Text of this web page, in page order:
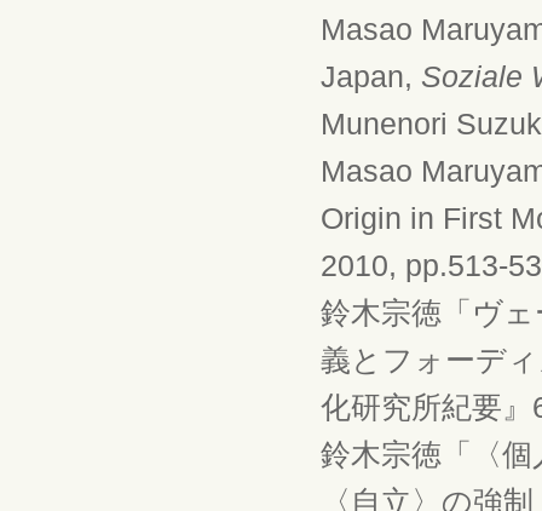
Masao
Japan, Soziale
Munenori
Masao
Origin in First
2010, pp.513-
鈴木宗徳「ヴ
義とフォーデ
化研究所紀要
鈴木宗徳「〈
〈自立〉の強